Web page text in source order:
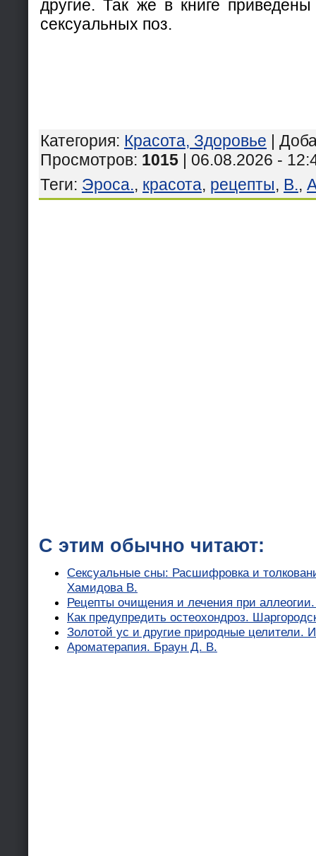
другие. Так же в книге
сексуальных поз.
Категория: Красота, Здоровье |
Просмотров: 1015 | 06.08.2026 -
Теги: Эроса., красота, рецепты, В.,
С этим обычно читают:
Сексуальные сны: Расшифровка и
Хамидова В.
Рецепты очищения и лечения при
Как предупредить остеохондроз.
Золотой ус и другие природные целители.
Ароматерапия. Браун Д. В.